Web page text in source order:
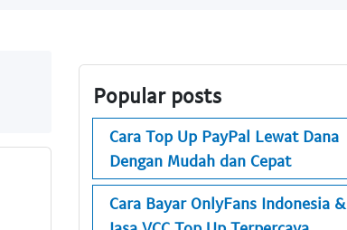
Popular posts
Cara Top Up PayPal Lewat Dana
Dengan Mudah dan Cepat
Cara Bayar OnlyFans Indonesia &